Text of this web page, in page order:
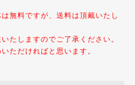
無料ですが、送料は頂戴いたし
たしますのでご了承ください。
ただければと思います。